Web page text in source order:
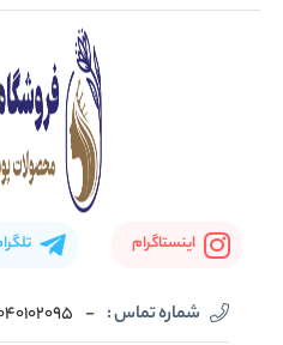
اینستاگرام
شماره تماس : -